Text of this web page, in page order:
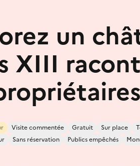
un
XIII
Visite commentée Gratuit Sur place
Sans réservation Publics empêchés